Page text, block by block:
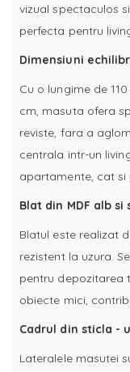
vizual spectaculos
perfecta pentru
Dimensiuni
Cu o lungime de
cm, masuta ofera
reviste, fara a
centrala intr-un
apartamente, cat si
Blat din MDF alb
Blatul este realizat
rezistent la uzura.
pentru depozitarea
obiecte mici,
Cadrul din sticla -
Lateralele masutei